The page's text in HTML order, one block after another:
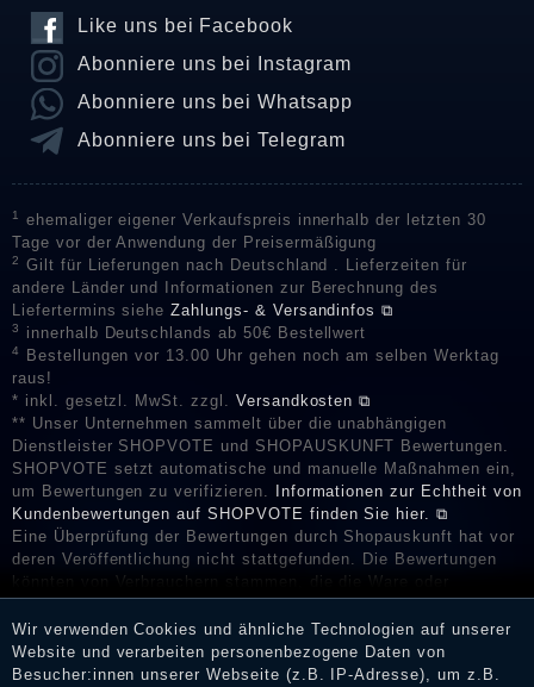
Like uns bei Facebook
Abonniere uns bei Instagram
Abonniere uns bei Whatsapp
Abonniere uns bei Telegram
1
ehemaliger eigener Verkaufspreis innerhalb der letzten 30
Tage vor der Anwendung der Preisermäßigung
2
Gilt für Lieferungen nach Deutschland . Lieferzeiten für
andere Länder und Informationen zur Berechnung des
Liefertermins sieheZahlungs- & Versandinfos ⧉
3 innerhalb Deutschlands ab 50€ Bestellwert
4
Bestellungen vor 13.00 Uhr gehen noch am selben Werktag
raus!
* inkl. gesetzl. MwSt. zzgl. Versandkosten ⧉
** Unser Unternehmen sammelt über die unabhängigen
Dienstleister SHOPVOTE und SHOPAUSKUNFT Bewertungen.
SHOPVOTE setzt automatische und manuelle Maßnahmen ein,
um Bewertungen zu verifizieren.
Informationen zur Echtheit von
Kundenbewertungen auf SHOPVOTE finden Sie hier. ⧉
Eine Überprüfung der Bewertungen durch Shopauskunft hat vor
deren Veröffentlichung nicht stattgefunden. Die Bewertungen
könnten von Verbrauchern stammen, die die Ware oder
Dienstleistungen gar nicht erworben oder genutzt haben. Nach
Erhalt einer Benachrichtigungs-E-Mail können Händler die
Bewertungen verifizieren und über die erfolgte Verifizierung im
Shop informieren.
Wir verwenden Cookies und ähnliche Technologien auf unserer
Website und verarbeiten personenbezogene Daten von
Besucher:innen unserer Webseite (z.B. IP-Adresse), um z.B.